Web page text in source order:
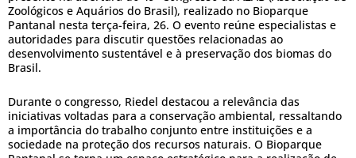
Zoológicos e Aquários do Brasil), realizado no Bioparque
Pantanal nesta terça-feira, 26. O evento reúne especialistas e
autoridades para discutir questões relacionadas ao
desenvolvimento sustentável e à preservação dos biomas do
Brasil.
Durante o congresso, Riedel destacou a relevância das
iniciativas voltadas para a conservação ambiental, ressaltando
a importância do trabalho conjunto entre instituições e a
sociedade na proteção dos recursos naturais. O Bioparque